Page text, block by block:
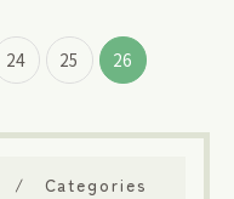
24 25 26
Categories